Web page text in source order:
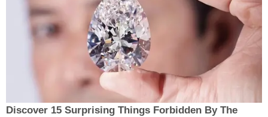
Discover 15 Surprising Things Forbidden By The